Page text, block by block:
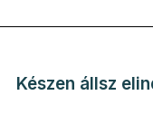
Készen állsz